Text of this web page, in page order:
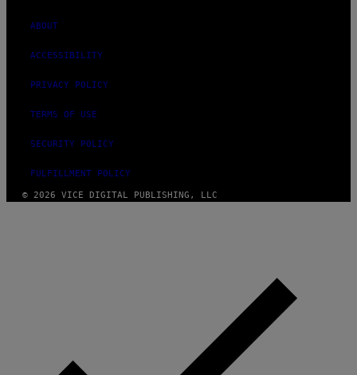
ABOUT
ACCESSIBILITY
PRIVACY POLICY
TERMS OF USE
SECURITY POLICY
FULFILLMENT POLICY
© 2026 VICE DIGITAL PUBLISHING, LLC